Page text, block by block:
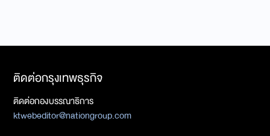
ติดต่อกรุงเทพธุรกิจ
ติดต่อกองบรรณาธิการ
ktwebeditor@nationgroup.com